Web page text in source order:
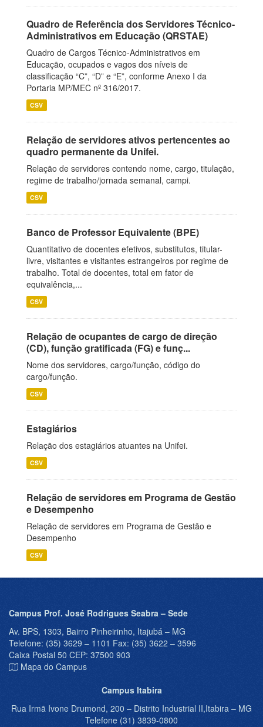
Quadro de Referência dos Servidores Técnico-
Administrativos em Educação (QRSTAE)
Quadro de Cargos Técnico-Administrativos em
Educação, ocupados e vagos dos níveis de
classificação “C”, “D” e “E”, conforme Anexo I da
Portaria MP/MEC nº 316/2017.
CSV
Relação de servidores ativos pertencentes ao
quadro permanente da Unifei.
Relação de servidores contendo nome, cargo, titulação,
regime de trabalho/jornada semanal, campi.
CSV
Banco de Professor Equivalente (BPE)
Quantitativo de docentes efetivos, substitutos, titular-
livre, visitantes e visitantes estrangeiros por regime de
trabalho. Total de docentes, total em fator de
equivalência,...
CSV
Relação de ocupantes de cargo de direção
(CD), função gratificada (FG) e funç...
Nome dos servidores, cargo/função, código do
cargo/função.
CSV
Estagiários
Relação dos estagiários atuantes na Unifei.
CSV
Relação de servidores em Programa de Gestão
e Desempenho
Relação de servidores em Programa de Gestão e
Desempenho
CSV
Campus Prof. José Rodrigues Seabra – Sede
Av. BPS, 1303, Bairro Pinheirinho, Itajubá – MG
Telefone: (35) 3629 – 1101 Fax: (35) 3622 – 3596
Caixa Postal 50 CEP: 37500 903
Mapa do Campus
Campus Itabira
Rua Irmã Ivone Drumond, 200 – Distrito Industrial II,Itabira – MG
Telefone (31) 3839-0800